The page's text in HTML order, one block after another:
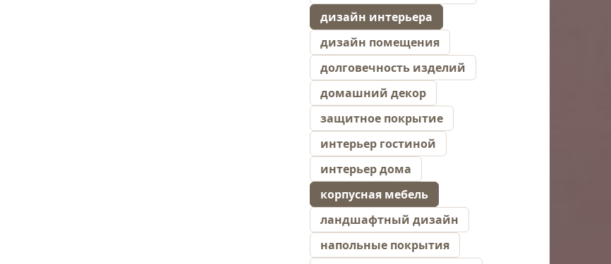
дизайн интерьера
дизайн помещения
долговечность изделий
домашний декор
защитное покрытие
интерьер гостиной
интерьер дома
корпусная мебель
ландшафтный дизайн
напольные покрытия